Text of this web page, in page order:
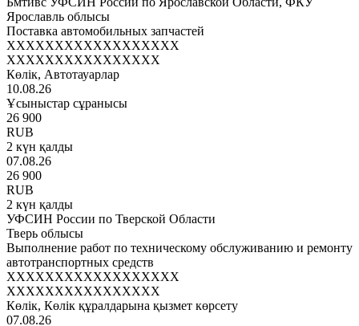
Ярославль облысы
Поставка автомобильных запчастей
XXXXXXXXXXXXXXXXXX
XXXXXXXXXXXXXXXX
Көлік, Автотауарлар
10.08.26
Ұсыныстар сұранысы
26 900
RUB
2 күн қалды
07.08.26
26 900
RUB
2 күн қалды
УФСИН России по Тверской Области
Тверь облысы
Выполнение работ по техническому обслуживанию и ремонту
автотранспортных средств
XXXXXXXXXXXXXXXXXX
XXXXXXXXXXXXXXXX
Көлік, Көлік құралдарына қызмет көрсету
07.08.26